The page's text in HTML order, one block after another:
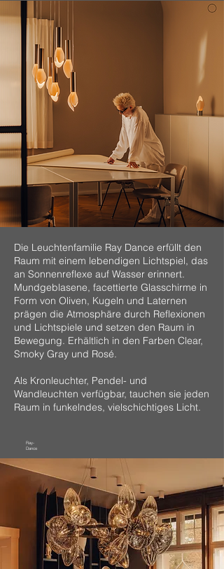
Die Leuchtenfamilie Ray Dance erfüllt den
Raum mit einem lebendigen Lichtspiel, das
an Sonnenreflexe auf Wasser erinnert.
Mundgeblasene, facettierte Glasschirme in
Form von Oliven, Kugeln und Laternen
prägen die Atmosphäre durch Reflexionen
und Lichtspiele und setzen den Raum in
Bewegung. Erhältlich in den Farben Clear,
Smoky Gray und Rosé.
​Als Kronleuchter, Pendel- und
Wandleuchten verfügbar, tauchen sie jeden
Raum in funkelndes, vielschichtiges Licht.
Ray-
Dance